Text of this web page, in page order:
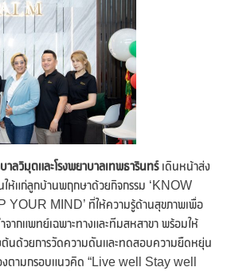
าลวิมุตและโรงพยาบาลเทพธารินทร์เดินหน้าส่ง
ห้แก่ลูกบ้านพฤกษาด้วยกิจกรรม ‘KNOW
MIND’ ที่ให้ความรู้ด้านสุขภาพเพื่อ
จากแพทย์เฉพาะทางและทีมสหสาขา พร้อมให้
ต้นด้วยการวัดความดันและทดสอบความยืดหยุ่น
งตามกรอบแนวคิด “Live well Stay well